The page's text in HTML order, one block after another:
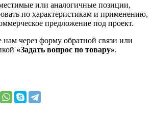
или аналогичные позиции,
по характеристикам и применению,
предложение под проект.
через форму обратной связи или
«Задать вопрос по товару».